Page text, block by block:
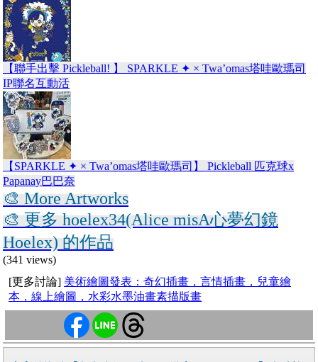
【聯手出擊 Pickleball! 】 SPARKLE ✦ × Twa’omas塔哇歐瑪司
IP聯名互動活
【SPARKLE ✦ × Twa’omas塔哇歐瑪司】 Pickleball 匹克球x
Papanay巴巴奈
🎨 More Artworks
🎨 更多 hoelex34(Alice misA心夢幻鏡
Hoelex) 的作品
(341 views)
[更多討論] 美術繪圖發表：奇幻插畫，言情插畫，兒童繪
本，線上繪圖，水彩水墨油畫素描版畫